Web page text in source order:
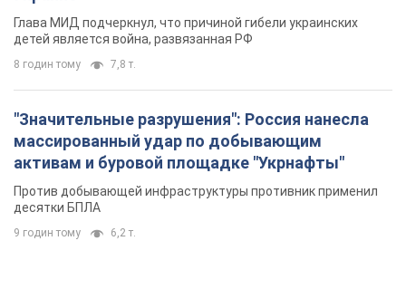
Глава МИД подчеркнул, что причиной гибели украинских
детей является война, развязанная РФ
8 годин тому 7,8 т.
"Значительные разрушения": Россия нанесла
массированный удар по добывающим
активам и буровой площадке "Укрнафты"
Против добывающей инфраструктуры противник применил
десятки БПЛА
9 годин тому 6,2 т.